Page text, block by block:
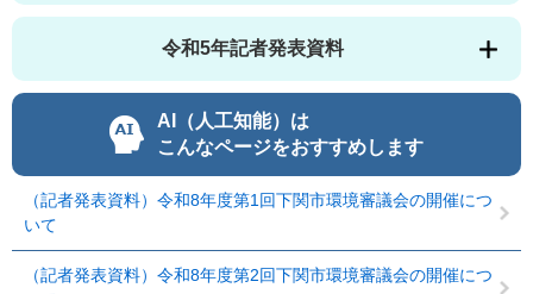
令和5年記者発表資料
AI（人工知能）は
こんなページをおすすめします
（記者発表資料）令和8年度第1回下関市環境審議会の開催につ
いて
（記者発表資料）令和8年度第2回下関市環境審議会の開催につ